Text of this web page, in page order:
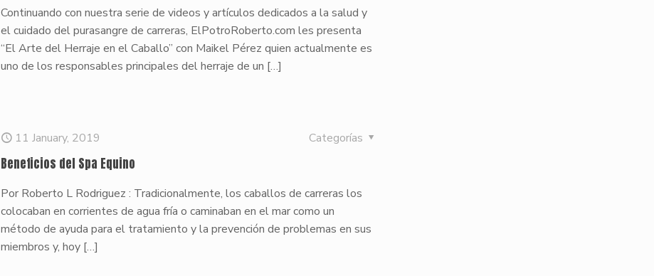
Continuando con nuestra serie de videos y artículos dedicados a la salud y
el cuidado del purasangre de carreras, ElPotroRoberto.com les presenta
“El Arte del Herraje en el Caballo” con Maikel Pérez quien actualmente es
uno de los responsables principales del herraje de un […]
11 January, 2019 Categorías
Beneficios del Spa Equino
Por Roberto L Rodriguez : Tradicionalmente, los caballos de carreras los
colocaban en corrientes de agua fría o caminaban en el mar como un
método de ayuda para el tratamiento y la prevención de problemas en sus
miembros y, hoy […]